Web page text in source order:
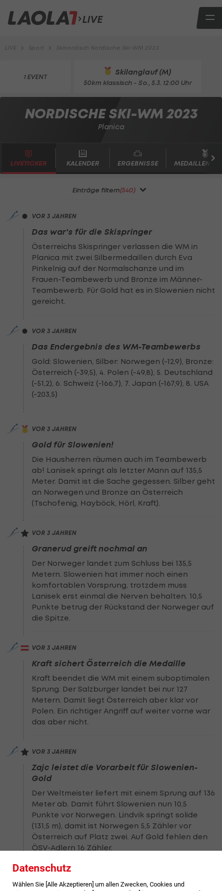
LIVE
LIVE Sport Skinordisch Nordische Ski-WM 2023
1 EVENT Skilanglauf (M)
50km klassisch - So., 5.3. 12:00 Uhr
NORDISCHE SKI-WM 2023
Planica
LIVETICKER KALENDER ERGEBNISSE
Einträge filtern(540)
VOR 3 JAHREN
Das war's für die Skispringer
Österreichs Skispringer verlassen die WM in
Planica mit zwei Silbermedaillen durch Eva
Pinkelnig auf der Normalschanze und im
Frauen-Teambewerb und Bronze im Männer-
Teambewerb. Für Gold hat es in Slowenien nicht
gereicht.
VOR 3 JAHREN
Das Endergebnis des WM-Teambewerbs
Gold: Slowenien, Silber: Norwegen (-12,9), Bronze:
Österreich (-39,5), 4. Polen (-49,8), 5. Deutschland
(-51,2), 6. Schweiz (-166,7), 7. Japan (-167,9), 8. USA
(-203,5)
VOR 3 JAHREN
Gold für Slowenien!
Die Hausherren räumen auch im Teambewerb
ab! Lanisek springt als letzter Mann auf 135,5
Meter. Damit ist die Sache gegessen. Silber geht
an Norwegen und Bronze an Österreich
(Tschofenig, Hayböck, Hörl, Kraft).
VOR 3 JAHREN
Granerud greift nochmal an
Der Norweger landet zum Schluss bei 135,5
Metern. Slowenien hat immer noch einen
komfortablen Vorsprung, trotzdem muss
Lanisek erst einmal die Nerven behalten. 10,5
Punkte betrug der Rückstand der Norweger auf
die Spitze.
VOR 3 JAHREN
Kraft sichert Österreich die Medaille
Kraft beendet die WM mit einem suboptimalen
Sprung. Der Salzburger landet bei nur 127
Metern. Damit liegt Österreich aber klar vor
Polen. Ein richtiger Angriff auf weiter vorne war
das aber nicht.
VOR 3 JAHREN
Zajc leistet die Vorarbeit für Slowenien-
Gold
Der Weltmeister liefert mit einem Sprung auf 136
Meter ab. Damit führt Slowenien nun 10,5
Punkte vor Norwegen. Lindvik springt solide
(131,5 m), damit ist Norwegen 5,5 Zähler vor
Österreich auf Platz zwei. Auf Gold fehlen den
ÖSV-Adlern 16 Zähler.
Datenschutz
Wählen Sie [Alle Akzeptieren] um allen Zwecken, Cookies und